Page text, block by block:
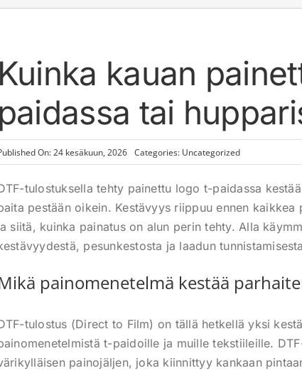
Kuinka kauan
paidassa tai
On: 24 kesäkuun, 2026 Categories: Uncategorized
tulostuksella tehty painettu logo t-paidassa
pestään oikein. Kestävyys riippuu ennen
siitä, kuinka painatus on alun perin tehty. Alla
pesunkestosta ja laadun
painomenetelmä kestää
tulostus (Direct to Film) on tällä hetkellä yksi
t-paidoille ja muille tekstiileille.
painojäljen, joka kiinnittyy kankaan